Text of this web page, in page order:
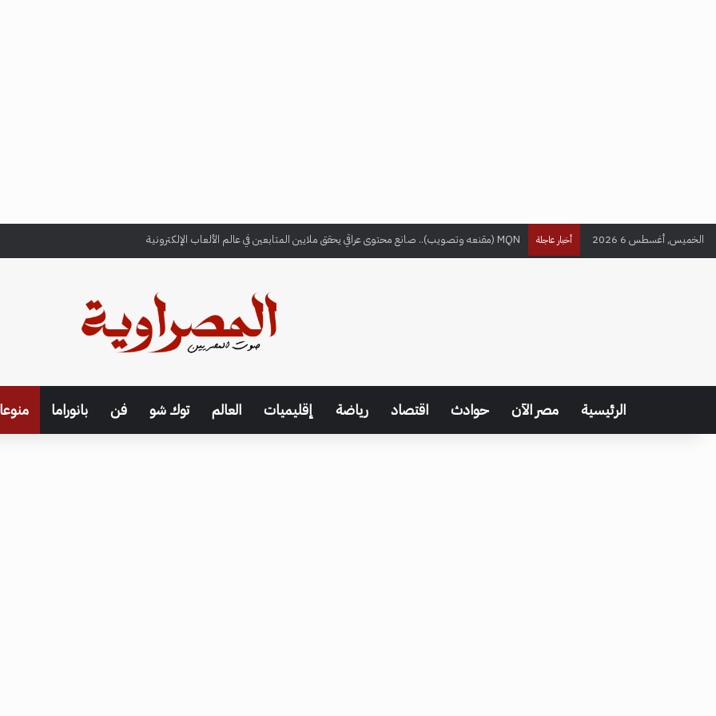
الخميس, أغسطس 6 2026 أخبار عاجلة MQN (مقنعه وتصويب).. صانع محتوى عراقي يحقق ملايين المتابعين في عالم الألعاب الإلكترونية
الرئيسية مصر الآن حوادث اقتصاد رياضة إقليميات العالم توك شو فن بانوراما